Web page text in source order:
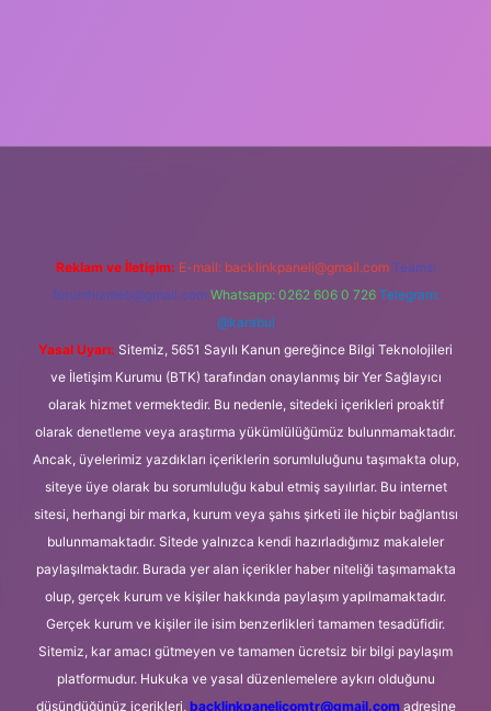
Reklam ve İletişim: E-mail: backlinkpaneli@gmail.com Teams:
forumhizmeti@gmail.com Whatsapp: 0262 606 0 726 Telegram:
@karabul
Yasal Uyarı: Sitemiz, 5651 Sayılı Kanun gereğince Bilgi Teknolojileri
ve İletişim Kurumu (BTK) tarafından onaylanmış bir Yer Sağlayıcı
olarak hizmet vermektedir. Bu nedenle, sitedeki içerikleri proaktif
olarak denetleme veya araştırma yükümlülüğümüz bulunmamaktadır.
Ancak, üyelerimiz yazdıkları içeriklerin sorumluluğunu taşımakta olup,
siteye üye olarak bu sorumluluğu kabul etmiş sayılırlar. Bu internet
sitesi, herhangi bir marka, kurum veya şahıs şirketi ile hiçbir bağlantısı
bulunmamaktadır. Sitede yalnızca kendi hazırladığımız makaleler
paylaşılmaktadır. Burada yer alan içerikler haber niteliği taşımamakta
olup, gerçek kurum ve kişiler hakkında paylaşım yapılmamaktadır.
Gerçek kurum ve kişiler ile isim benzerlikleri tamamen tesadüfidir.
Sitemiz, kar amacı gütmeyen ve tamamen ücretsiz bir bilgi paylaşım
platformudur. Hukuka ve yasal düzenlemelere aykırı olduğunu
düşündüğünüz içerikleri, backlinkpanelicomtr@gmail.comadresine